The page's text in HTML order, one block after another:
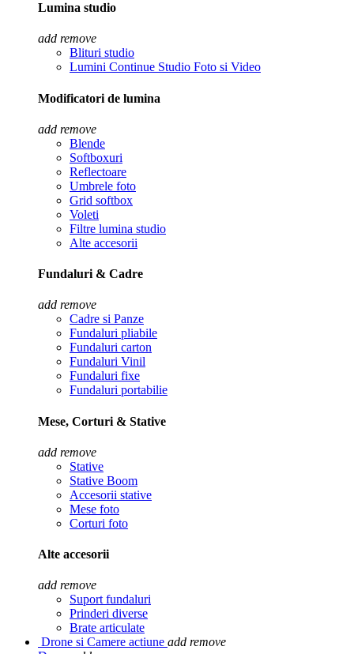
Lumina studio
add remove
Blituri studio
Lumini Continue Studio Foto si Video
Modificatori de lumina
add remove
Blende
Softboxuri
Reflectoare
Umbrele foto
Grid softbox
Voleti
Filtre lumina studio
Alte accesorii
Fundaluri & Cadre
add remove
Cadre si Panze
Fundaluri pliabile
Fundaluri carton
Fundaluri Vinil
Fundaluri fixe
Fundaluri portabilie
Mese, Corturi & Stative
add remove
Stative
Stative Boom
Accesorii stative
Mese foto
Corturi foto
Alte accesorii
add remove
Suport fundaluri
Prinderi diverse
Brate articulate
Drone si Camere actiune add remove